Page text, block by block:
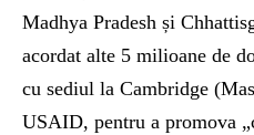
Madhya Pradesh și
acordat alte 5 milioane de
cu sediul la Cambridge
USAID, pentru a promova